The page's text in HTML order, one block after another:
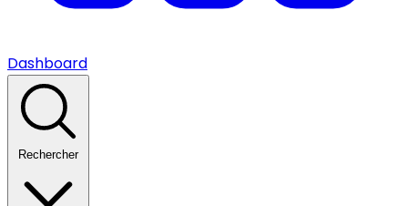
Dashboard
Rechercher